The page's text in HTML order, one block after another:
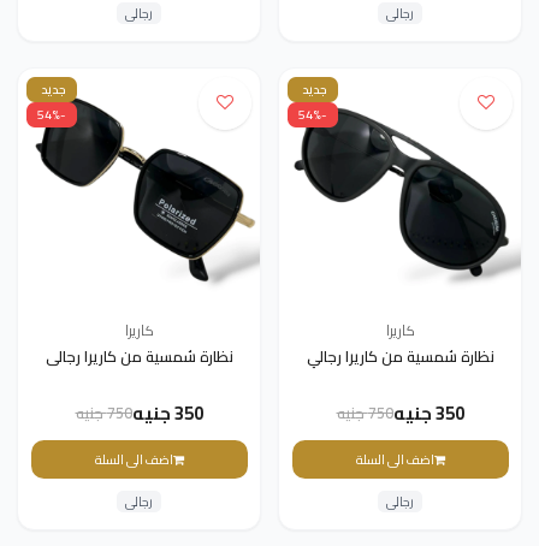
رجالى
رجالى
جديد
-54%
كاريرا
نظارة شمسية من كاريرا رجالي
350 جنيه 750 جنيه
اضف الى السلة
رجالى
جديد
-54%
كاريرا
نظارة شمسية من كاريرا رجالى
350 جنيه 750 جنيه
اضف الى السلة
رجالى